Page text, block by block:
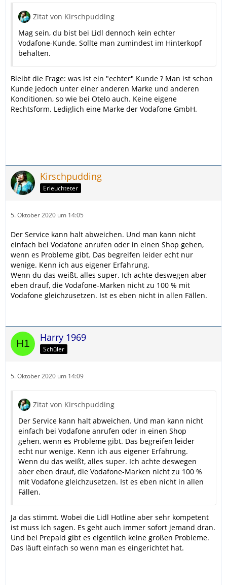
Zitat von Kirschpudding
Mag sein, du bist bei Lidl dennoch kein echter
Vodafone-Kunde. Sollte man zumindest im Hinterkopf
behalten.
Bleibt die Frage: was ist ein "echter" Kunde ? Man ist schon
Kunde jedoch unter einer anderen Marke und anderen
Konditionen, so wie bei Otelo auch. Keine eigene
Rechtsform. Lediglich eine Marke der Vodafone GmbH.
Kirschpudding
Erleuchteter
5. Oktober 2020 um 14:05
Der Service kann halt abweichen. Und man kann nicht
einfach bei Vodafone anrufen oder in einen Shop gehen,
wenn es Probleme gibt. Das begreifen leider echt nur
wenige. Kenn ich aus eigener Erfahrung.
Wenn du das weißt, alles super. Ich achte deswegen aber
eben drauf, die Vodafone-Marken nicht zu 100 % mit
Vodafone gleichzusetzen. Ist es eben nicht in allen Fällen.
Harry 1969
Schüler
5. Oktober 2020 um 14:09
Zitat von Kirschpudding
Der Service kann halt abweichen. Und man kann nicht
einfach bei Vodafone anrufen oder in einen Shop
gehen, wenn es Probleme gibt. Das begreifen leider
echt nur wenige. Kenn ich aus eigener Erfahrung.
Wenn du das weißt, alles super. Ich achte deswegen
aber eben drauf, die Vodafone-Marken nicht zu 100 %
mit Vodafone gleichzusetzen. Ist es eben nicht in allen
Fällen.
Ja das stimmt. Wobei die Lidl Hotline aber sehr kompetent
ist muss ich sagen. Es geht auch immer sofort jemand dran.
Und bei Prepaid gibt es eigentlich keine großen Probleme.
Das läuft einfach so wenn man es eingerichtet hat.